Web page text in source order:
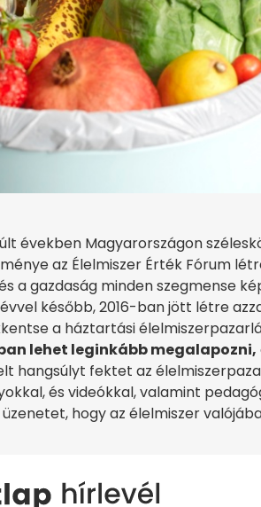
években Magyarországon
az Élelmiszer Érték Fórum
a gazdaság minden szegmense
később, 2016-ban jött létre
a háztartási
lehet leginkább megalapozni,
hangsúlyt fektet az
és videókkal, valamint
hogy az élelmiszer